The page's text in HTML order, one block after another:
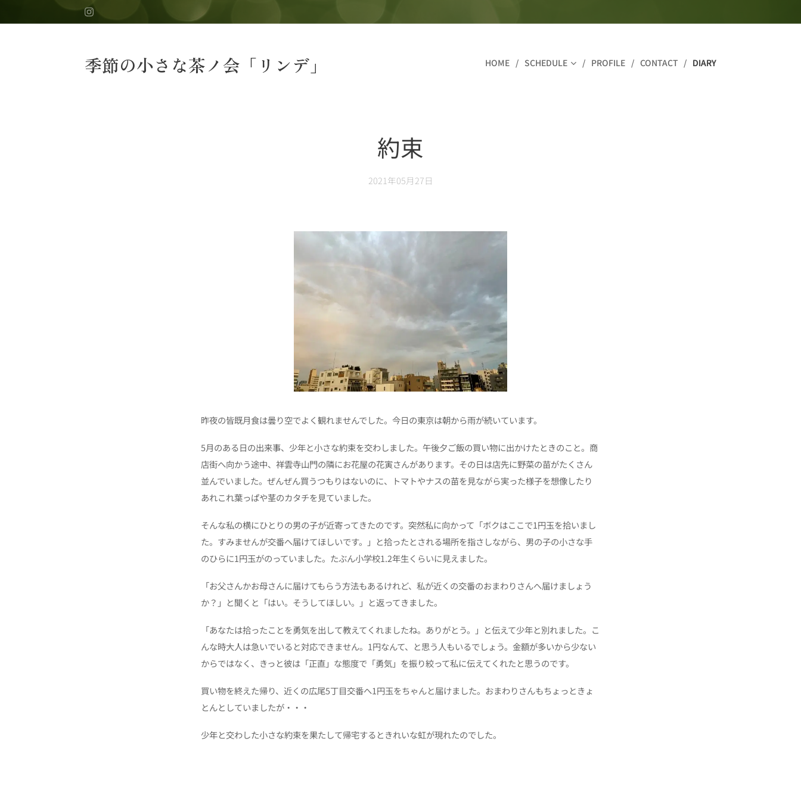
季節の小さな茶ノ会「リンデ」 HOME SCHEDULE PROFILE CONTACT DIARY
約束
2021年05月27日
昨夜の皆既月食は曇り空でよく観れませんでした。今日の東京は朝から雨が続いています。
5月のある日の出来事、少年と小さな約束を交わしました。午後夕ご飯の買い物に出かけたときのこと。商
店街へ向かう途中、祥雲寺山門の隣にお花屋の花寅さんがあります。その日は店先に野菜の苗がたくさん
並んでいました。ぜんぜん買うつもりはないのに、トマトやナスの苗を見ながら実った様子を想像したり
あれこれ葉っぱや茎のカタチを見ていました。
そんな私の横にひとりの男の子が近寄ってきたのです。突然私に向かって「ボクはここで1円玉を拾いまし
た。すみませんが交番へ届けてほしいです。」と拾ったとされる場所を指さしながら、男の子の小さな手
のひらに1円玉がのっていました。たぶん小学校1.2年生くらいに見えました。
「お父さんかお母さんに届けてもらう方法もあるけれど、私が近くの交番のおまわりさんへ届けましょう
か？」と聞くと「はい。そうしてほしい。」と返ってきました。
「あなたは拾ったことを勇気を出して教えてくれましたね。ありがとう。」と伝えて少年と別れました。こ
んな時大人は急いでいると対応できません。1円なんて、と思う人もいるでしょう。金額が多いから少ない
からではなく、きっと彼は「正直」な態度で「勇気」を振り絞って私に伝えてくれたと思うのです。
買い物を終えた帰り、近くの広尾5丁目交番へ1円玉をちゃんと届けました。おまわりさんもちょっときょ
とんとしていましたが・・・
少年と交わした小さな約束を果たして帰宅するときれいな虹が現れたのでした。